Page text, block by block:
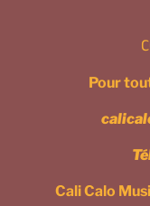
Pour
Cali Calo